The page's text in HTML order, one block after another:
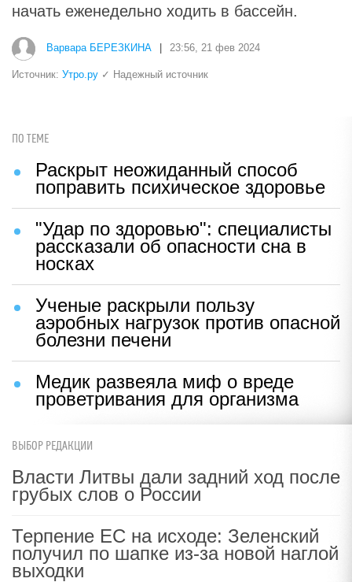
начать еженедельно ходить в бассейн.
Варвара БЕРЕЗКИНА 23:56, 21 фев 2024
Источник: Утро.ру ✓ Надежный источник
ПО ТЕМЕ
Раскрыт неожиданный способ
поправить психическое здоровье
"Удар по здоровью": специалисты
рассказали об опасности сна в
носках
Ученые раскрыли пользу
аэробных нагрузок против опасной
болезни печени
Медик развеяла миф о вреде
проветривания для организма
ВЫБОР РЕДАКЦИИ
Власти Литвы дали задний ход после
грубых слов о России
Терпение ЕС на исходе: Зеленский
получил по шапке из-за новой наглой
выходки